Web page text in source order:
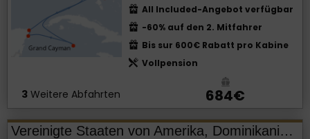
All Included-Angebot verfügbar
-60% auf den 2. Mitfahrer
Bis sur 600€ Rabatt pro Kabine
Vollpension
3 Weitere Abfahrten 684€
Vereinigte Staaten von Amerika, Dominikanische Republik